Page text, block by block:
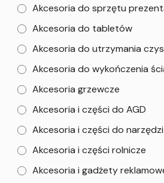
Akcesoria do sprzętu
Akcesoria do tabletów
Akcesoria do utrzymania
Akcesoria do wykończenia
Akcesoria grzewcze
Akcesoria i części do AGD
Akcesoria i części do
Akcesoria i części rolnicze
Akcesoria i gadżety